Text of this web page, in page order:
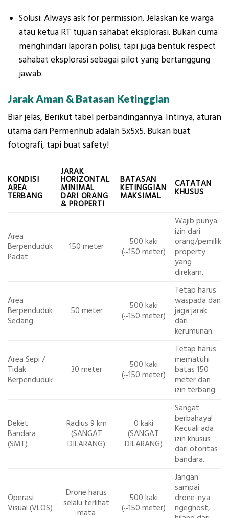
Solusi: Always ask for permission. Jelaskan ke warga
atau ketua RT tujuan sahabat eksplorasi. Bukan cuma
menghindari laporan polisi, tapi juga bentuk respect
sahabat eksplorasi sebagai pilot yang bertanggung
jawab.
Jarak Aman & Batasan Ketinggian
Biar jelas, Berikut tabel perbandingannya. Intinya, aturan
utama dari Permenhub adalah 5x5x5. Bukan buat
fotografi, tapi buat safety!
KONDISI
AREA
TERBANG
JARAK
HORIZONTAL
MINIMAL
DARI ORANG
& PROPERTI
BATASAN
KETINGGIAN
MAKSIMAL
CATATAN
KHUSUS
Area
Berpenduduk
Padat
150 meter
500 kaki
(~150 meter)
Wajib punya
izin dari
orang/pemilik
property
yang
direkam.
Area
Berpenduduk
Sedang
50 meter
500 kaki
(~150 meter)
Tetap harus
waspada dan
jaga jarak
dari
kerumunan.
Area Sepi /
Tidak
Berpenduduk
30 meter
500 kaki
(~150 meter)
Tetap harus
mematuhi
batas 150
meter dan
izin terbang.
Deket
Bandara
(SMT)
Radius 9 km
(SANGAT
DILARANG)
0 kaki
(SANGAT
DILARANG)
Sangat
berbahaya!
Kecuali ada
izin khusus
dari otoritas
bandara.
Operasi
Visual (VLOS)
Drone harus
selalu terlihat
mata
500 kaki
(~150 meter)
Jangan
sampai
drone-nya
ngeghost,